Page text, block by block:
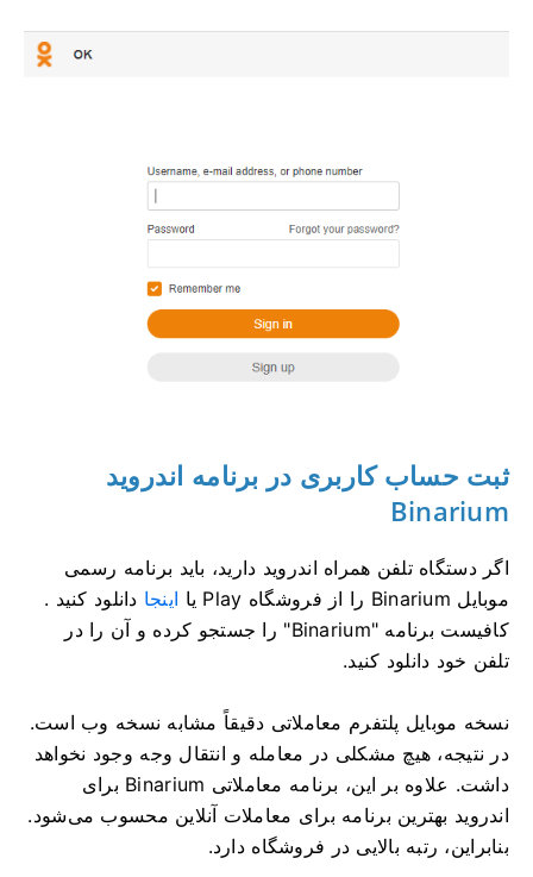
ثبت حساب کاربری در برنامه اندروید
Binarium
اگر دستگاه تلفن همراه اندروید دارید، باید برنامه رسمی
موبایل Binarium را از فروشگاه Play یا
اینجا دانلود کنید .
کافیست برنامه "Binarium" را جستجو کرده و آن را در
تلفن خود دانلود کنید.
نسخه موبایل پلتفرم معاملاتی دقیقاً مشابه نسخه وب است.
در نتیجه، هیچ مشکلی در معامله و انتقال وجه وجود نخواهد
داشت. علاوه بر این، برنامه معاملاتی Binarium برای
اندروید بهترین برنامه برای معاملات آنلاین محسوب می‌شود.
بنابراین، رتبه بالایی در فروشگاه دارد.